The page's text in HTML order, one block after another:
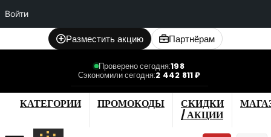
Войти
Разместить акцию Партнёрам
Проверено сегодня:198
Сэкономили сегодня:2 442 811 ₽
КАТЕГОРИИ ПРОМОКОДЫ
СКИДКИ
/ АКЦИИ